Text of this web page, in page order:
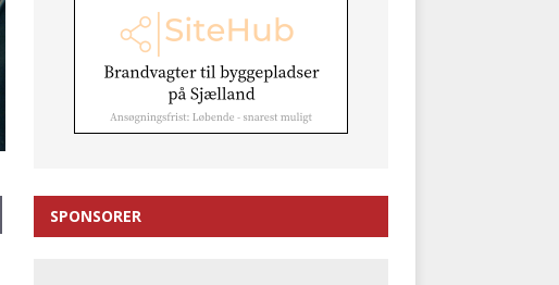
SPONSORER